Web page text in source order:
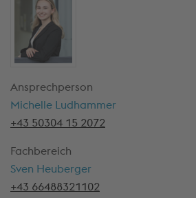
Ansprechperson
Michelle Ludhammer
+43 50304 15 2072
Fachbereich
Sven Heuberger
+43 66488321102